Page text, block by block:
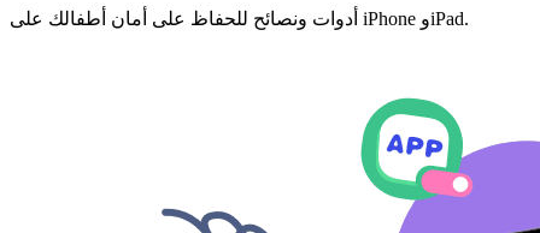
أدوات ونصائح للحفاظ على أمان أطفالك على iPhone وiPad.